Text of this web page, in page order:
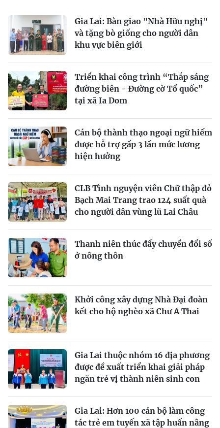
Gia Lai: Bàn giao "Nhà Hữu nghị"
và tặng bò giống cho người dân
khu vực biên giới
Triển khai công trình “Thắp sáng
đường biên - Đường cờ Tổ quốc”
tại xã Ia Dom
Cán bộ thành thạo ngoại ngữ hiếm
được hỗ trợ gấp 3 lần mức lương
hiện hưởng
CLB Tình nguyện viên Chữ thập đỏ
Bạch Mai Trang trao 124 suất quà
cho người dân vùng lũ Lai Châu
Thanh niên thúc đẩy chuyển đổi số
ở nông thôn
Khởi công xây dựng Nhà Đại đoàn
kết cho hộ nghèo xã Chư A Thai
Gia Lai thuộc nhóm 16 địa phương
được đề xuất triển khai giải pháp
ngăn trẻ vị thành niên sinh con
Gia Lai: Hơn 100 cán bộ làm công
tác trẻ em tuyến xã tập huấn nâng